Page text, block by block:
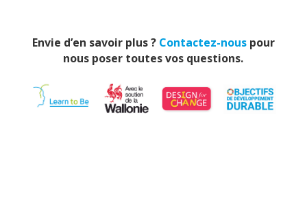
Envie d’en savoir plus ? Contactez-nouspour
nous poser toutes vos questions.